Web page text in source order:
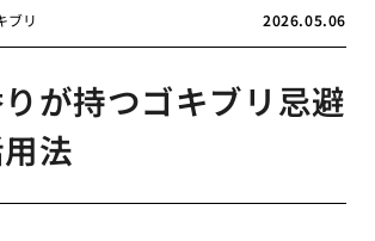
2026.05.06
ブリ
が持つゴキブリ忌避
法